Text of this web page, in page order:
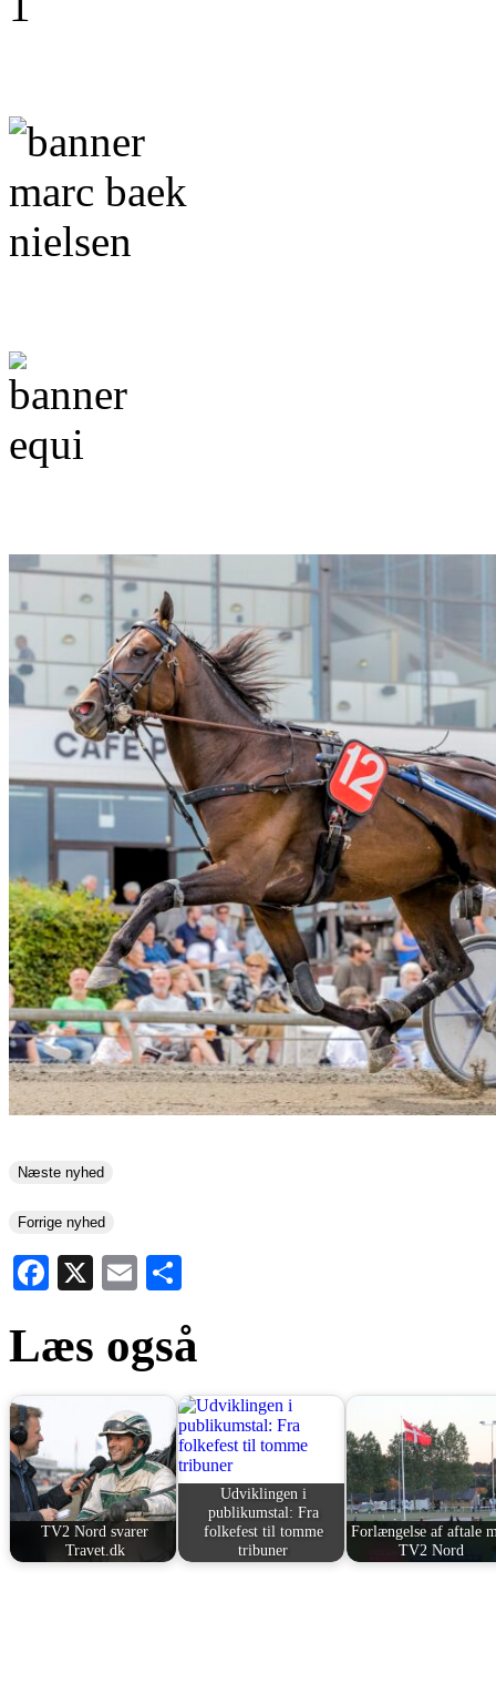
Næste nyhed
Forrige nyhed
Facebook
X Email
Læs også
TV2 Nord svarer
Travet.dk
Udviklingen i
publikumstal: Fra
folkefest til tomme
tribuner
Forlængelse af aftale
TV2 Nord